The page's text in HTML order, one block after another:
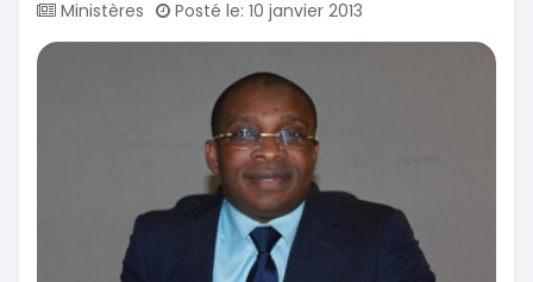
Ministères Posté le: 10 janvier 2013